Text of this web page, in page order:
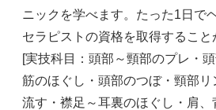
ニックを学べます。たった1日で
セラピストの資格を取得すること
[実技科目：頭部～頸部のプレ・
筋のほぐし・頭部のつぼ・頸部
流す・襟足～耳裏のほぐし・肩